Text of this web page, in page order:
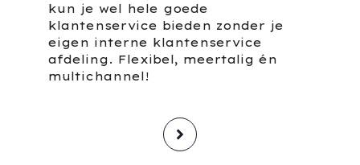
kun je wel hele goede
klantenservice bieden zonder je
eigen interne klantenservice
afdeling. Flexibel, meertalig én
multichannel!